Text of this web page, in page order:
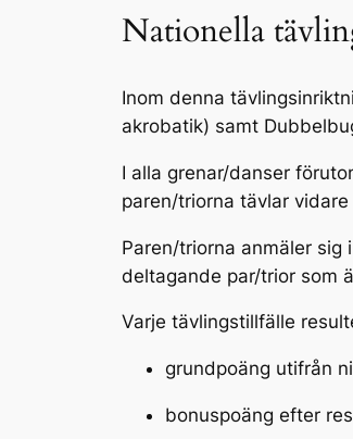
Nationella
Inom denna
akrobatik) samt
I alla grenar/danser
paren/triorna tävlar
Paren/triorna anmäler sig
deltagande par/trior som
Varje tävlingstillfälle
grundpoäng utifrån
bonuspoäng efter